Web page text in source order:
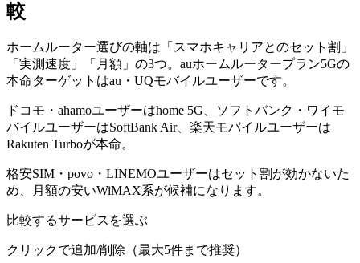
較
ホームルーター選びの軸は「スマホキャリアとのセット割」
「実測速度」「月額」の3つ。auホームルータープラン5Gの
本命ターゲットはau・UQモバイルユーザーです。
ドコモ・ahamoユーザーはhome 5G、ソフトバンク・ワイモ
バイルユーザーはSoftBank Air、楽天モバイルユーザーは
Rakuten Turboが本命。
格安SIM・povo・LINEMOユーザーはセット割が効かないた
め、月額の安いWiMAX系が候補になります。
比較するサービスを選ぶ
クリックで追加/削除（最大5件まで推奨）